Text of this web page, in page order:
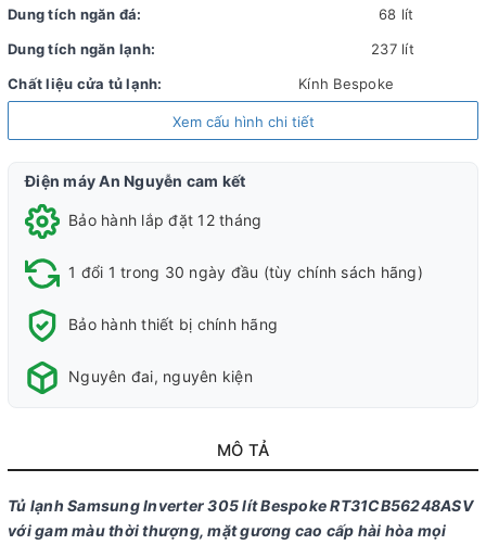
Dung tích ngăn đá:
68 lít
Dung tích ngăn lạnh:
237 lít
Chất liệu cửa tủ lạnh:
Kính Bespoke
Chất liệu khay ngăn lạnh:
dàn lạnh:
bằng Nhôm
Năm ra mắt:
Mức tiêu thụ điện năng
Công nghệ tiết kiệm điện:Digital
Công nghệ bảo quản và làm lạnh
Công nghệ làm lạnh:
Công nghệ làm lạnh
Công nghệ làm lạnh vòm All-around
Cooling giúp kiểm soát chặt chẽ sự thay
Xem cấu hình chi tiết
Điện máy An Nguyễn cam kết
Bảo hành lắp đặt 12 tháng
1 đổi 1 trong 30 ngày đầu (tùy chính sách hãng)
Bảo hành thiết bị chính hãng
Nguyên đai, nguyên kiện
MÔ TẢ
Tủ lạnh Samsung Inverter 305 lít Bespoke RT31CB56248ASV
với gam màu thời thượng, mặt gương cao cấp hài hòa mọi